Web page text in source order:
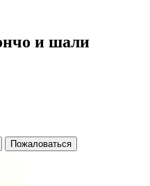
и шали
Пожаловаться